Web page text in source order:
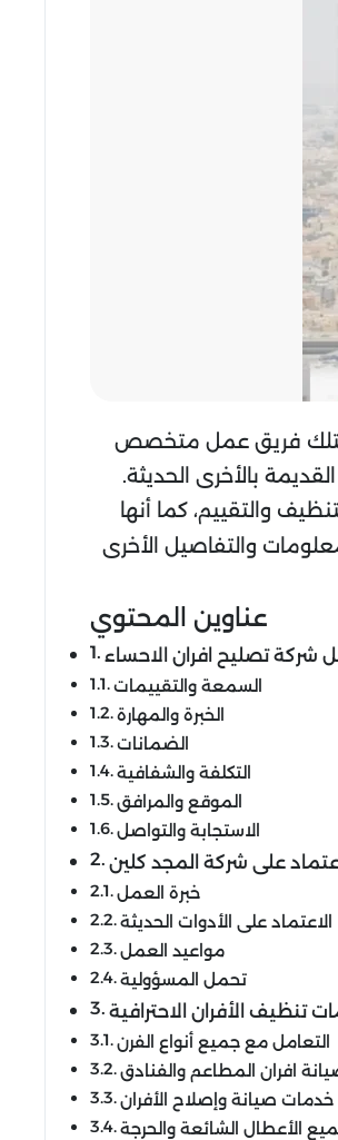
تمتلك فريق عمل متخصص
بالأخرى الحديثة.
والتقييم، كما أنها
والتفاصيل الأخرى
عناوين المحتوي
شركة تصليح افران الاحساء
السمعة والتقييمات
الخبرة والمهارة
الضمانات
التكلفة والشفافية
الموقع والمرافق
الاستجابة والتواصل
على شركة المجد كلين
خبرة العمل
الاعتماد على الأدوات الحديثة
مواعيد العمل
تحمل المسؤولية
تنظيف الأفران الاحترافية
التعامل مع جميع أنواع الفرن
افران المطاعم والفنادق
خدمات صيانة وإصلاح الأفران
الأعطال الشائعة والحرجة